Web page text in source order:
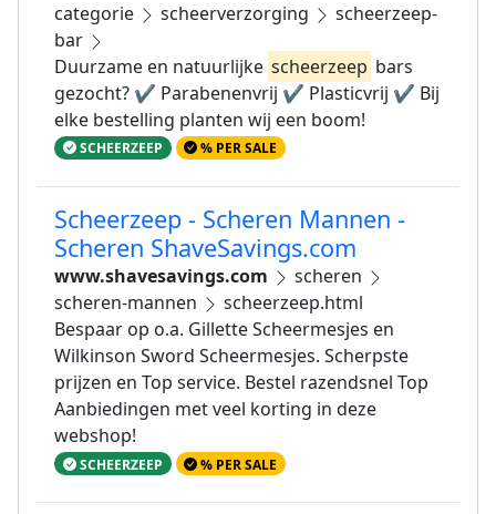
categorie
scheerverzorging
scheerzeep-
bar
Duurzame en natuurlijke scheerzeep bars
gezocht? ✔ Parabenenvrij ✔ Plasticvrij ✔ Bij
elke bestelling planten wij een boom!
SCHEERZEEP % PER SALE
Scheerzeep - Scheren Mannen -
Scheren ShaveSavings.com
www.shavesavings.com
scheren
scheren-mannen
scheerzeep.html
Bespaar op o.a. Gillette Scheermesjes en
Wilkinson Sword Scheermesjes. Scherpste
prijzen en Top service. Bestel razendsnel Top
Aanbiedingen met veel korting in deze
webshop!
SCHEERZEEP % PER SALE